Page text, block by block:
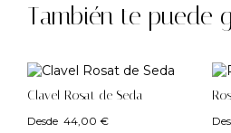
También te puede
Clavel Rosat de Seda
Desde 44,00 €